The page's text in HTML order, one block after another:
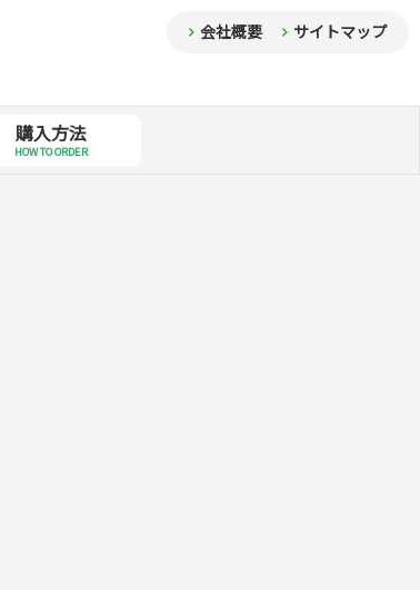
会社概要 サイトマップ
購入方法
HOW TO ORDER